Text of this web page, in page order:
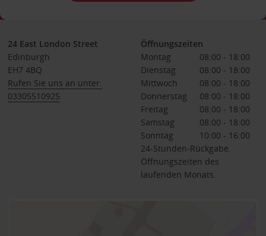
24 East London Street
Edinburgh
EH7 4BQ
Rufen Sie uns an unter:
03305510925
Öffnungszeiten
Montag
08:00 - 18:00
Dienstag
08:00 - 18:00
Mittwoch
08:00 - 18:00
Donnerstag
08:00 - 18:00
Freitag
08:00 - 18:00
Samstag
08:00 - 18:00
Sonntag
10:00 - 16:00
24-Stunden-Rückgabe.
Öffnungszeiten des
laufenden Monats.